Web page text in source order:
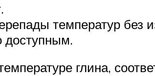
температур без
доступным.
глина,